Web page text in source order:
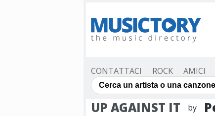
CONTATTACI ROCK AMICI
UP AGAINST IT by